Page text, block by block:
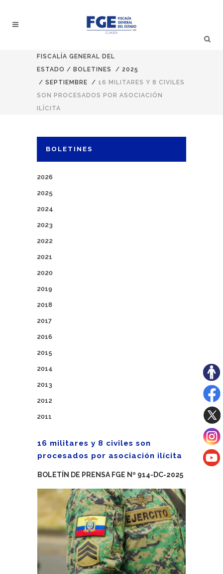
FISCALÍA GENERAL DEL
ESTADO / BOLETINES / 2025
/ SEPTIEMBRE / 16 MILITARES Y 8 CIVILES
SON PROCESADOS POR ASOCIACIÓN
ILÍCITA
BOLETINES
2026
2025
2024
2023
2022
2021
2020
2019
2018
2017
2016
2015
2014
2013
2012
2011
16 militares y 8 civiles son
procesados por asociación ilícita
BOLETÍN DE PRENSA FGE Nº 914-DC-2025